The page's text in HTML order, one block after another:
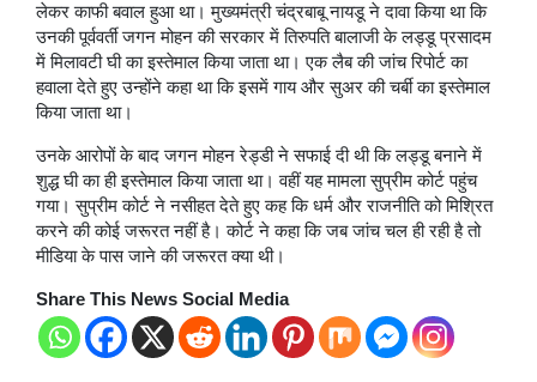
लेकर काफी बवाल हुआ था। मुख्यमंत्री चंद्रबाबू नायडू ने दावा किया था कि
उनकी पूर्ववर्ती जगन मोहन की सरकार में तिरुपति बालाजी के लड्डू प्रसादम
में मिलावटी घी का इस्तेमाल किया जाता था। एक लैब की जांच रिपोर्ट का
हवाला देते हुए उन्होंने कहा था कि इसमें गाय और सुअर की चर्बी का इस्तेमाल
किया जाता था।
उनके आरोपों के बाद जगन मोहन रेड्डी ने सफाई दी थी कि लड्डू बनाने में
शुद्ध घी का ही इस्तेमाल किया जाता था। वहीं यह मामला सुप्रीम कोर्ट पहुंच
गया। सुप्रीम कोर्ट ने नसीहत देते हुए कह कि धर्म और राजनीति को मिश्रित
करने की कोई जरूरत नहीं है। कोर्ट ने कहा कि जब जांच चल ही रही है तो
मीडिया के पास जाने की जरूरत क्या थी।
Share This News Social Media